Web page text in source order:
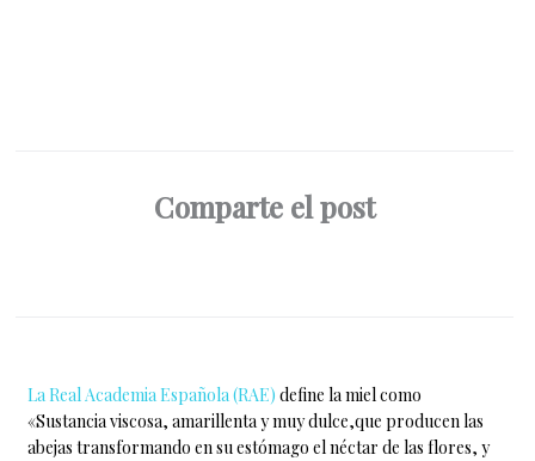
Comparte el post
La Real Academia Española (RAE) define la miel como
«Sustancia viscosa, amarillenta y muy dulce,que producen las
abejas transformando en su estómago el néctar de las flores, y